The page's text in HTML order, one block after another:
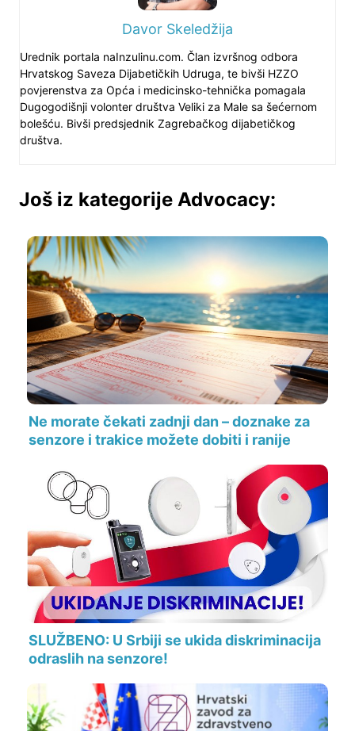
Davor Skeledžija
Urednik portala naInzulinu.com. Član izvršnog odbora
Hrvatskog Saveza Dijabetičkih Udruga, te bivši HZZO
povjerenstva za Opća i medicinsko-tehnička pomagala
Dugogodišnji volonter društva Veliki za Male sa šećernom
bolešću. Bivši predsjednik Zagrebačkog dijabetičkog
društva.
Još iz kategorije Advocacy:
Ne morate čekati zadnji dan – doznake za
senzore i trakice možete dobiti i ranije
SLUŽBENO: U Srbiji se ukida diskriminacija
odraslih na senzore!